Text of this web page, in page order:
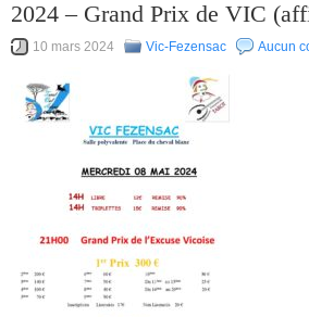
2024 – Grand Prix de VIC
10 mars 2024 Vic-Fezensac Aucun